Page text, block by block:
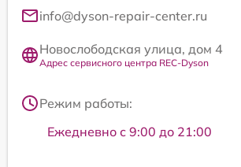
info@dyson-repair-center.ru
Новослободская улица, дом 4
Адрес сервисного центра REC-Dyson
Режим работы:
Ежедневно с 9:00 до 21:00